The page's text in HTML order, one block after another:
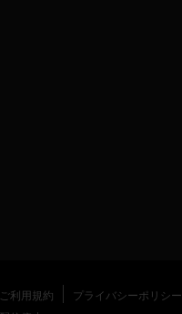
ご利用規約 プライバシーポリシー